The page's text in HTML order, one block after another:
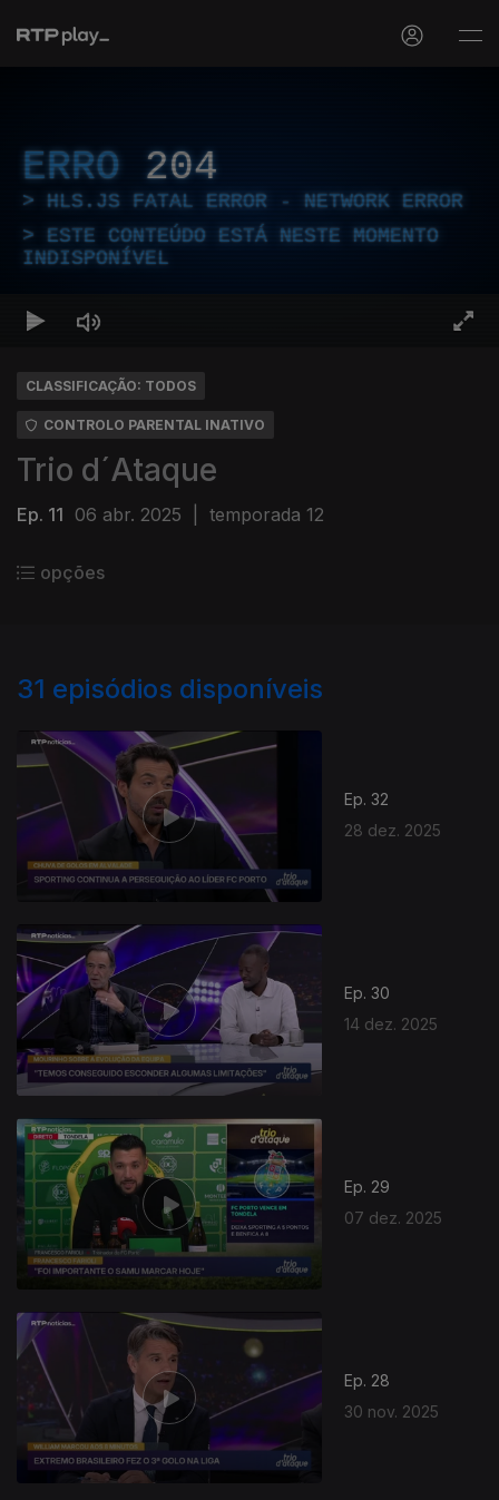
ERRO 204
HLS.JS FATAL ERROR - NETWORK ERROR
ESTE CONTEÚDO ESTÁ NESTE MOMENTO
INDISPONÍVEL
CLASSIFICAÇÃO: TODOS
CONTROLO PARENTAL INATIVO
Trio d´Ataque
Ep. 11 06 abr. 2025 temporada 12
opções
31 episódios disponíveis
Ep. 32
28 dez. 2025
Ep. 30
14 dez. 2025
Ep. 29
07 dez. 2025
Ep. 28
30 nov. 2025